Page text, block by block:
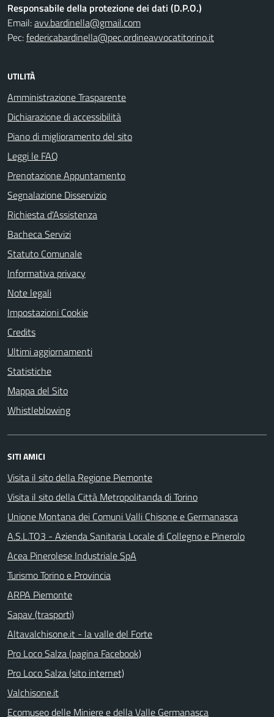
Responsabile della protezione dei dati (D.P.O.)
Email:avv.bardinella@gmail.com
Pec:federicabardinella@pec.ordineavvocatitorino.it
UTILITÀ
Amministrazione Trasparente
Dichiarazione di accessibilità
Piano di miglioramento del sito
Leggi le FAQ
Prenotazione Appuntamento
Segnalazione Disservizio
Richiesta d'Assistenza
Bacheca Servizi
Statuto Comunale
Informativa privacy
Note legali
Impostazioni Cookie
Credits
Ultimi aggiornamenti
Statistiche
Mappa del Sito
Whistleblowing
SITI AMICI
Visita il sito della Regione Piemonte
Visita il sito della Città Metropolitanda di Torino
Unione Montana dei Comuni Valli Chisone e Germanasca
A.S.L.TO3 - Azienda Sanitaria Locale di Collegno e Pinerolo
Acea Pinerolese Industriale SpA
Turismo Torino e Provincia
ARPA Piemonte
Sapav (trasporti)
Altavalchisone.it - la valle del Forte
Pro Loco Salza (pagina Facebook)
Pro Loco Salza (sito internet)
Valchisone.it
Ecomuseo delle Miniere e della Valle Germanasca